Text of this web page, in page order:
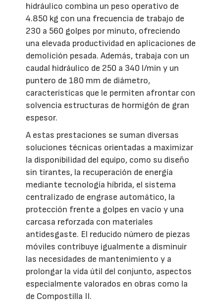
hidráulico combina un peso operativo de
4.850 kg con una frecuencia de trabajo de
230 a 560 golpes por minuto, ofreciendo
una elevada productividad en aplicaciones de
demolición pesada. Además, trabaja con un
caudal hidráulico de 250 a 340 l/min y un
puntero de 180 mm de diámetro,
características que le permiten afrontar con
solvencia estructuras de hormigón de gran
espesor.
A estas prestaciones se suman diversas
soluciones técnicas orientadas a maximizar
la disponibilidad del equipo, como su diseño
sin tirantes, la recuperación de energía
mediante tecnología híbrida, el sistema
centralizado de engrase automático, la
protección frente a golpes en vacío y una
carcasa reforzada con materiales
antidesgaste. El reducido número de piezas
móviles contribuye igualmente a disminuir
las necesidades de mantenimiento y a
prolongar la vida útil del conjunto, aspectos
especialmente valorados en obras como la
de Compostilla II.